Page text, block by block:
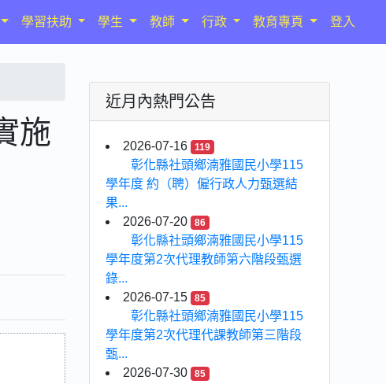
學習扶助 學生 教師 行政 教育專頁 登入
施
近月內熱門公告
2026-07-16 119
彰化縣社頭鄉湳雅國民小學115
學年度 約（聘）僱行政人力甄選結
果...
2026-07-20
86
彰化縣社頭鄉湳雅國民小學115
學年度第2次代理教師第六階段甄選
錄...
2026-07-15
85
彰化縣社頭鄉湳雅國民小學115
學年度第2次代理代課教師第三階段
甄...
2026-07-30
85